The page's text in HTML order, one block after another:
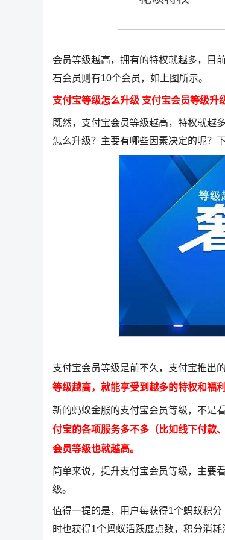
会员等级越高，拥有的特权就越多，目
石会员则有10个会员，如上图所示。
支付宝等级怎么升级 支付宝会员等级升
既然，支付宝会员等级越高，特权就越
怎么升级？主要有哪些因素决定的呢？
支付宝会员等级是前不久，支付宝推出
等级越高，就能享受到越多的特权和福
新的蚂蚁金服的支付宝会员等级，不是
付宝的各项服务多不多（比如线下付款
会员等级也就越高。
简单来说，提升支付宝会员等级，主要
级。
值得一提的是，用户每获得1个蚂蚁积
时也获得1个蚂蚁活跃度点数，积分消耗